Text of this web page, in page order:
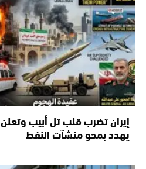
إيران تضرب قلب تل أبيب
يهدد بمحو منشآت النفط